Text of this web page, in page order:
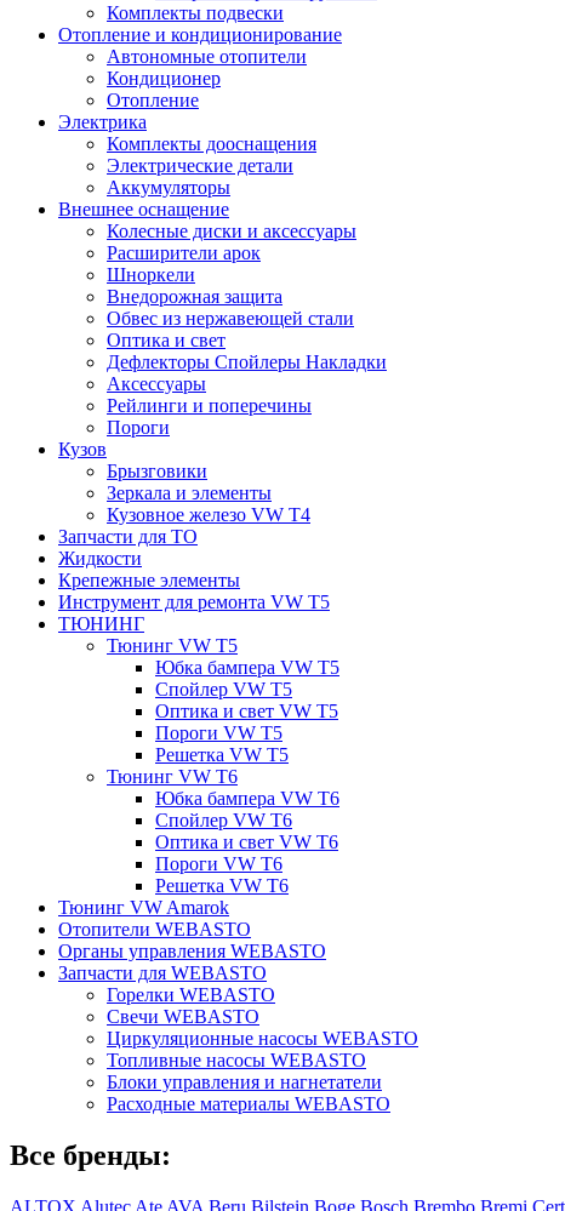
Комплекты подвески
Отопление и кондиционирование
Автономные отопители
Кондиционер
Отопление
Электрика
Комплекты дооснащения
Электрические детали
Аккумуляторы
Внешнее оснащение
Колесные диски и аксессуары
Расширители арок
Шноркели
Внедорожная защита
Обвес из нержавеющей стали
Оптика и свет
Дефлекторы Спойлеры Накладки
Аксессуары
Рейлинги и поперечины
Пороги
Кузов
Брызговики
Зеркала и элементы
Кузовное железо VW T4
Запчасти для ТО
Жидкости
Крепежные элементы
Инструмент для ремонта VW T5
ТЮНИНГ
Тюнинг VW T5
Юбка бампера VW T5
Спойлер VW T5
Оптика и свет VW T5
Пороги VW T5
Решетка VW T5
Тюнинг VW T6
Юбка бампера VW T6
Спойлер VW T6
Оптика и свет VW T6
Пороги VW T6
Решетка VW T6
Тюнинг VW Amarok
Отопители WEBASTO
Органы управления WEBASTO
Запчасти для WEBASTO
Горелки WEBASTO
Свечи WEBASTO
Циркуляционные насосы WEBASTO
Топливные насосы WEBASTO
Блоки управления и нагнетатели
Расходные материалы WEBASTO
Все бренды:
ALTOX Alutec Ate AVA Beru Bilstein Boge Bosch Brembo Bremi